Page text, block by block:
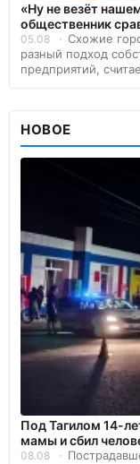
«Ну не везёт
общественник
05.08
Схожие
разный подход
предприятий,
НОВОЕ
Под Тагилом 14-
мамы и сбил
08.08